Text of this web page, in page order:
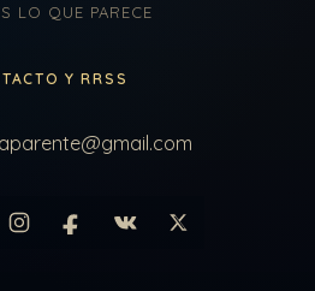
LO QUE PARECE
Y RRSS